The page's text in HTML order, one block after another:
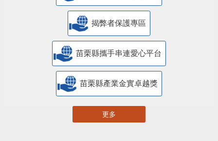
揭弊者保護專區
苗栗縣攜手串連愛心平台
苗栗縣產業金實卓越獎
更多